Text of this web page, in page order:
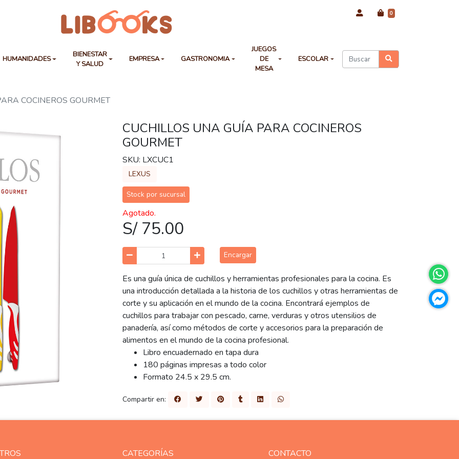
0
HUMANIDADES
BIENESTAR
Y SALUD
EMPRESA GASTRONOMIA
JUEGOS
DE
MESA
ESCOLAR
COCINEROS GOURMET
CUCHILLOS UNA GUÍA PARA COCINEROS
GOURMET
SKU: LXCUC1
LEXUS
Stock por sucursal
Agotado.
S/ 75.00
Encargar
Es una guía única de cuchillos y herramientas profesionales para la cocina. Es
una introducción detallada a la historia de los cuchillos y otras herramientas de
corte y su aplicación en el mundo de la cocina. Encontrará ejemplos de
cuchillos para trabajar con pescado, carne, verduras y otros utensilios de
panadería, así como métodos de corte y accesorios para la preparación de
alimentos en el mundo de la cocina profesional.
Libro encuadernado en tapa dura
180 páginas impresas a todo color
Formato 24.5 x 29.5 cm.
Compartir en:
CATEGORÍAS CONTACTO